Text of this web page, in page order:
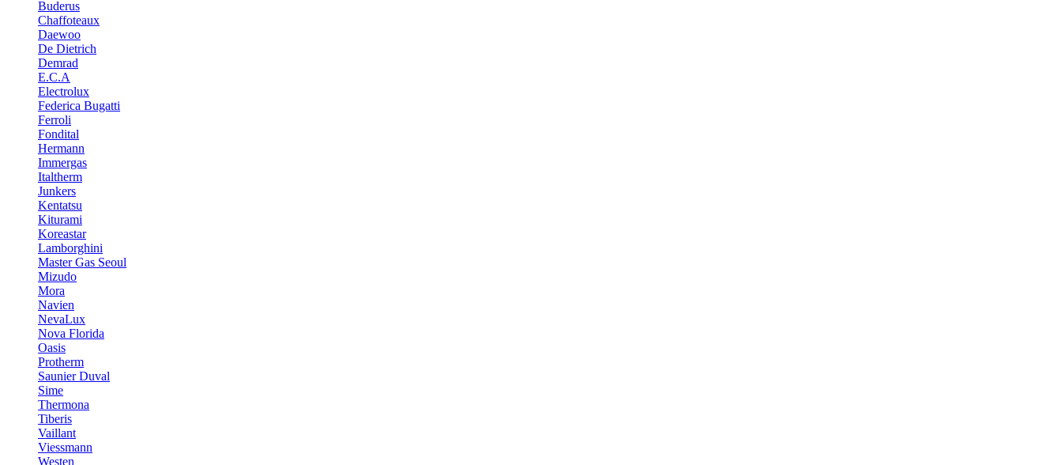
Buderus
Chaffoteaux
Daewoo
De Dietrich
Demrad
E.C.A
Electrolux
Federica Bugatti
Ferroli
Fondital
Hermann
Immergas
Italtherm
Junkers
Kentatsu
Kiturami
Koreastar
Lamborghini
Master Gas Seoul
Mizudo
Mora
Navien
NevaLux
Nova Florida
Oasis
Protherm
Saunier Duval
Sime
Thermona
Tiberis
Vaillant
Viessmann
Westen